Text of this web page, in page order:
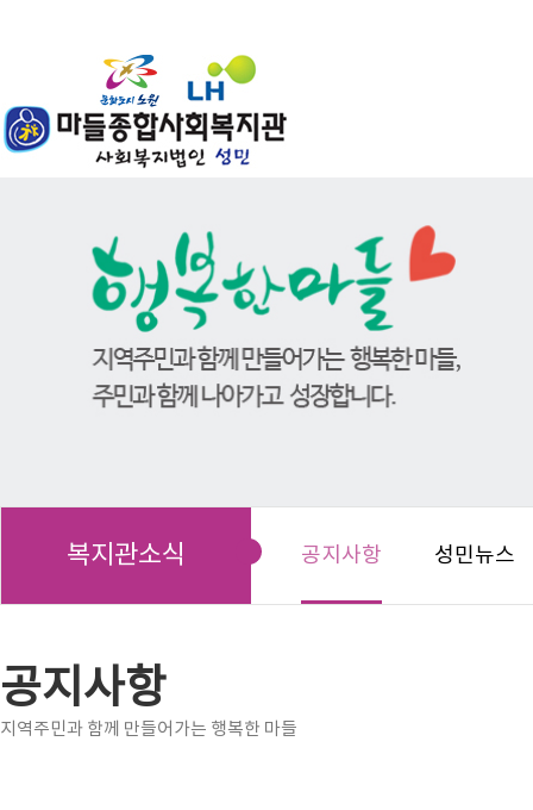
복지관소식 공지사항 성민뉴스
공지사항
지역주민과 함께 만들어가는 행복한 마들